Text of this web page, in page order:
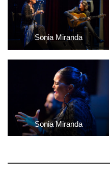
Sonia Miranda
Sonia Miranda